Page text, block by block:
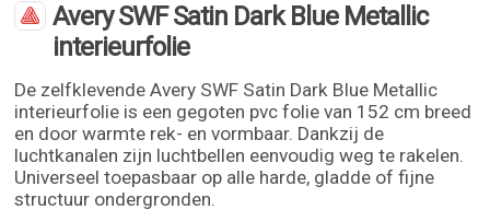
Avery SWF Satin Dark Blue Metallic
interieurfolie
De zelfklevende Avery SWF Satin Dark Blue Metallic
interieurfolie is een gegoten pvc folie van 152 cm breed
en door warmte rek- en vormbaar. Dankzij de
luchtkanalen zijn luchtbellen eenvoudig weg te rakelen.
Universeel toepasbaar op alle harde, gladde of fijne
structuur ondergronden.